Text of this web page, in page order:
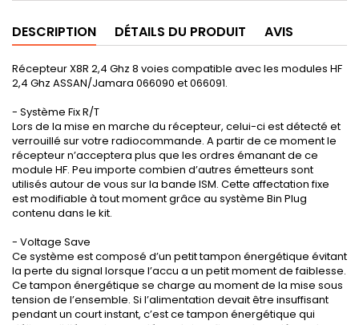
DESCRIPTION DÉTAILS DU PRODUIT AVIS
Récepteur X8R 2,4 Ghz 8 voies compatible avec les modules HF
2,4 Ghz ASSAN/Jamara 066090 et 066091.
- Système Fix R/T
Lors de la mise en marche du récepteur, celui-ci est détecté et
verrouillé sur votre radiocommande. A partir de ce moment le
récepteur n’acceptera plus que les ordres émanant de ce
module HF. Peu importe combien d’autres émetteurs sont
utilisés autour de vous sur la bande ISM. Cette affectation fixe
est modifiable à tout moment grâce au système Bin Plug
contenu dans le kit.
- Voltage Save
Ce système est composé d’un petit tampon énergétique évitant
la perte du signal lorsque l’accu a un petit moment de faiblesse.
Ce tampon énergétique se charge au moment de la mise sous
tension de l’ensemble. Si l’alimentation devait être insuffisant
pendant un court instant, c’est ce tampon énergétique qui